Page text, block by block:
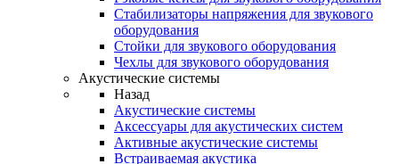
Стабилизаторы напряжения для звукового
оборудования
Стойки для звукового оборудования
Чехлы для звукового оборудования
Акустические системы
Назад
Акустические системы
Аксессуары для акустических систем
Активные акустические системы
Встраиваемая акустика